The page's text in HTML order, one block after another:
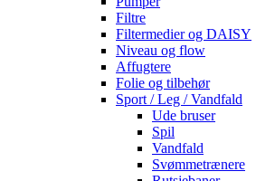
Filtre
Filtermedier og DAISY
Niveau og flow
Affugtere
Folie og tilbehør
Sport / Leg / Vandfald
Ude bruser
Spil
Vandfald
Svømmetrænere